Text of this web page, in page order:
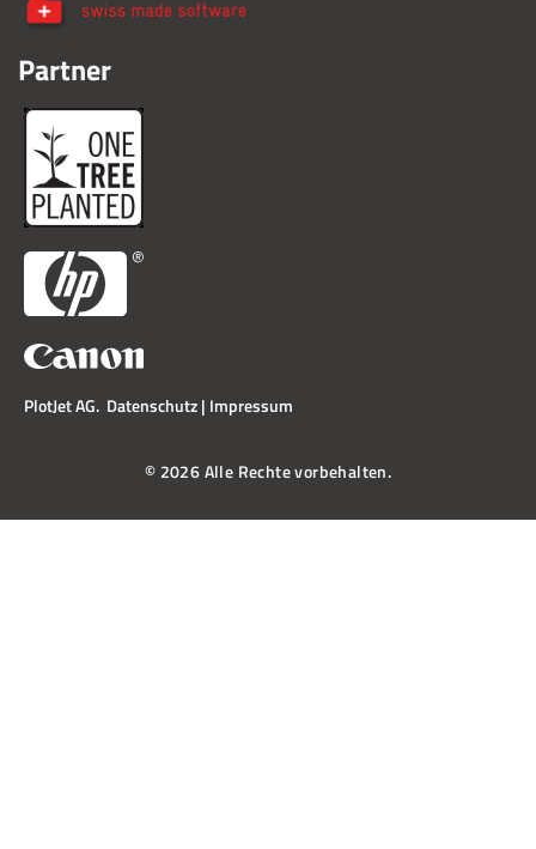
Partner
PlotJet AG. Datenschutz| Impressum
© 2026 Alle Rechte vorbehalten.